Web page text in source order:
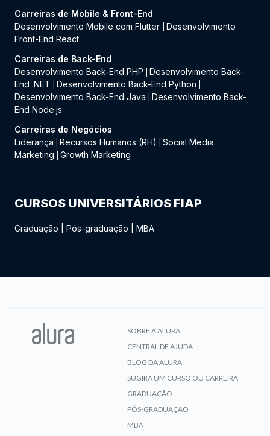
Carreiras de Mobile & Front-End
Desenvolvimento Mobile com Flutter
Desenvolvimento
Front-End React
Carreiras de Back-End
Desenvolvimento Back-End PHP
Desenvolvimento Back-
End .NET
Desenvolvimento Back-End Python
Desenvolvimento Back-End Java
Desenvolvimento Back-
End Node.js
Carreiras de Negócios
Liderança
Recursos Humanos (RH)
Social Media
Marketing
Growth Marketing
CURSOS UNIVERSITÁRIOS FIAP
Graduação Pós-graduação MBA
SOBRE A ALURA
CENTRAL DE AJUDA
BLOG DA ALURA
SUGIRA UM CURSO OU CARREIRA
GRADUAÇÃO
PÓS-GRADUAÇÃO
MBA